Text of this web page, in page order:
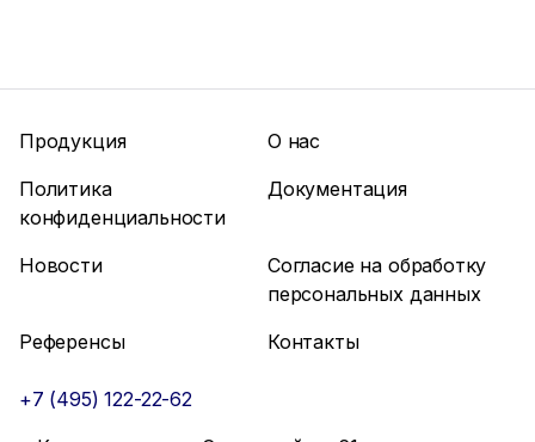
Продукция
О нас
Политика
конфиденциальности
Документация
Новости
Согласие на обработку
персональных данных
Референсы
Контакты
+7 (495) 122-22-62